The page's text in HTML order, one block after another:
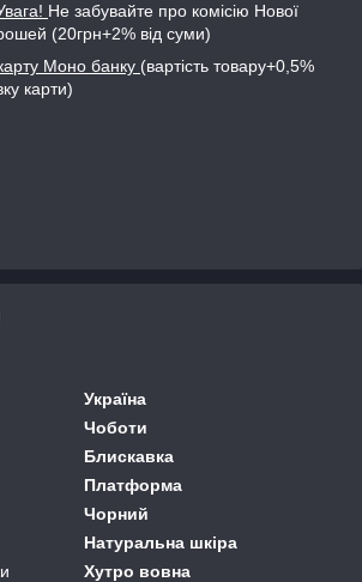
Не забувайте про комісію Нової
(20грн+2% від суми)
Моно банку (вартість товару+0,5%
карти)
Україна
Чоботи
Блискавка
Платформа
Чорний
Натуральна шкіра
Хутро вовна